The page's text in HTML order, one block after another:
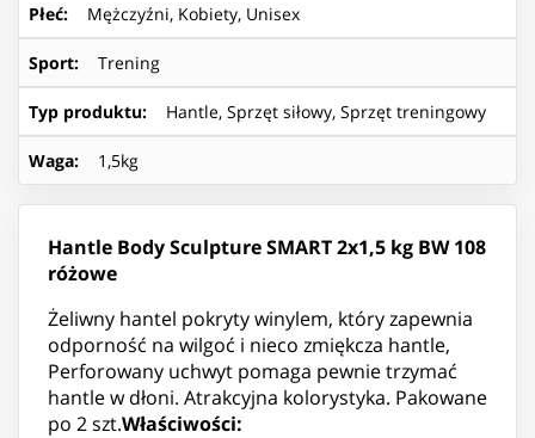
Płeć: Mężczyźni, Kobiety, Unisex
Sport: Trening
Typ produktu: Hantle, Sprzęt siłowy, Sprzęt treningowy
Waga: 1,5kg
Hantle Body Sculpture SMART 2x1,5 kg BW 108
różowe
Żeliwny hantel pokryty winylem, który zapewnia
odporność na wilgoć i nieco zmiękcza hantle,
Perforowany uchwyt pomaga pewnie trzymać
hantle w dłoni. Atrakcyjna kolorystyka. Pakowane
po 2 szt.Właściwości: